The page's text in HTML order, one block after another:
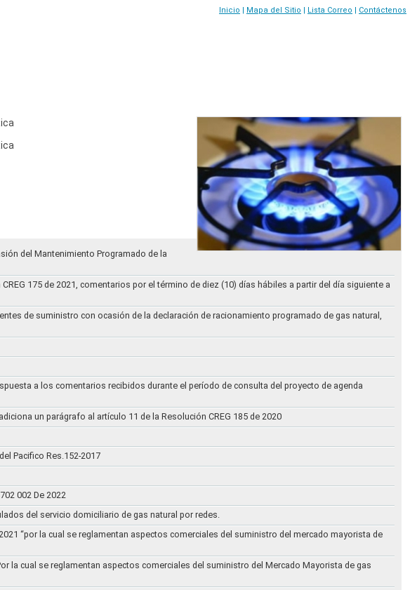
Inicio | Mapa del Sitio | Lista Correo | Contáctenos
del Mantenimiento Programado de la
175 de 2021, comentarios por el término de diez (10) días hábiles a partir del día siguiente a
de suministro con ocasión de la declaración de racionamiento programado de gas natural,
a los comentarios recibidos durante el período de consulta del proyecto de agenda
un parágrafo al artículo 11 de la Resolución CREG 185 de 2020
Pacifico Res.152-2017
002 De 2022
del servicio domiciliario de gas natural por redes.
“por la cual se reglamentan aspectos comerciales del suministro del mercado mayorista de
la cual se reglamentan aspectos comerciales del suministro del Mercado Mayorista de gas